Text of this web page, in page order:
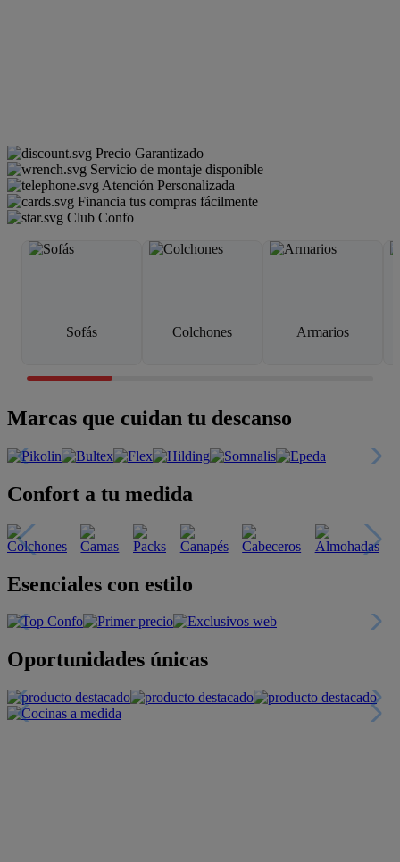
Precio Garantizado
Servicio de montaje disponible
Atención Personalizada
Financia tus compras fácilmente
Club Confo
Sofás Colchones Armarios
Marcas que cuidan tu descanso
Confort a tu medida
Esenciales con estilo
Oportunidades únicas